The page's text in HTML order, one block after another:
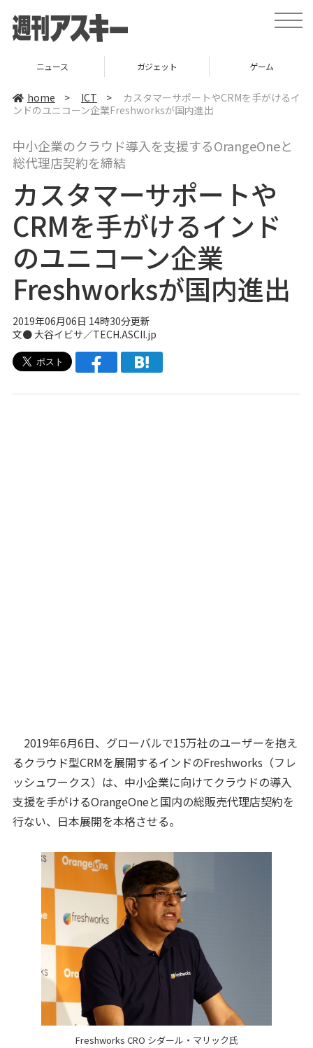
t
o
v
t
i
ニュース ガジェット ゲーム
home > ICT >
カスタマーサポートやCRMを手がけるイ
ンドのユニコーン企業Freshworksが国内進出
中小企業のクラウド導入を支援するOrangeOneと
総代理店契約を締結
カスタマーサポートや
CRMを手がけるインド
のユニコーン企業
Freshworksが国内進出
2019年06月06日 14時30分更新
文● 大谷イビサ／TECH.ASCII.jp
2019年6月6日、グローバルで15万社のユーザーを抱え
るクラウド型CRMを展開するインドのFreshworks（フレ
ッシュワークス）は、中小企業に向けてクラウドの導入
支援を手がけるOrangeOneと国内の総販売代理店契約を
行ない、日本展開を本格させる。
Freshworks CRO シダール・マリック氏